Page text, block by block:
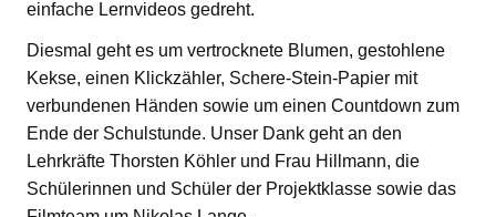
einfache Lernvideos gedreht.
Diesmal geht es um vertrocknete Blumen, gestohlene
Kekse, einen Klickzähler, Schere-Stein-Papier mit
verbundenen Händen sowie um einen Countdown zum
Ende der Schulstunde. Unser Dank geht an den
Lehrkräfte Thorsten Köhler und Frau Hillmann, die
Schülerinnen und Schüler der Projektklasse sowie das